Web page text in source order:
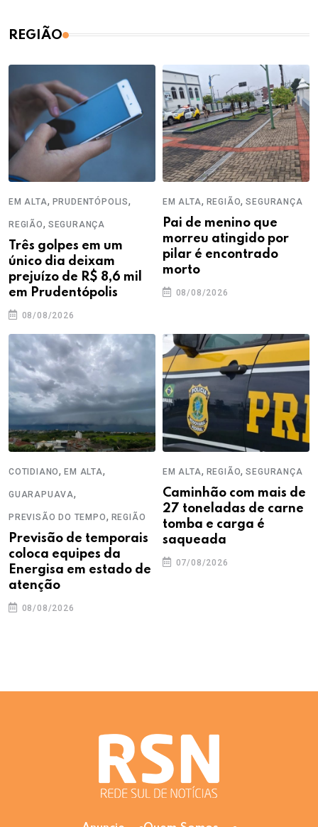
REGIÃO
EM ALTA, PRUDENTÓPOLIS,
REGIÃO, SEGURANÇA
Três golpes em um
único dia deixam
prejuízo de R$ 8,6 mil
em Prudentópolis
08/08/2026
EM ALTA, REGIÃO,SEGURANÇA
Pai de menino que
morreu atingido por
pilar é encontrado
morto
08/08/2026
COTIDIANO,EM ALTA,
GUARAPUAVA,
PREVISÃO DO TEMPO, REGIÃO
Previsão de temporais
coloca equipes da
Energisa em estado de
atenção
08/08/2026
EM ALTA, REGIÃO,SEGURANÇA
Caminhão com mais de
27 toneladas de carne
tomba e carga é
saqueada
07/08/2026